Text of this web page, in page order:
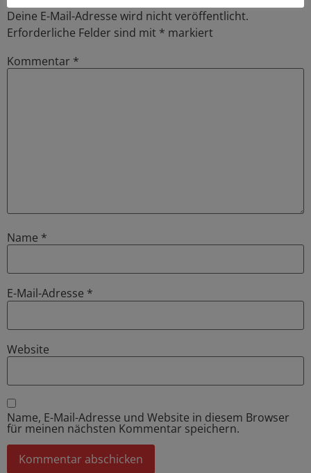
Deine E-Mail-Adresse wird nicht veröffentlicht.
Erforderliche Felder sind mit * markiert
Kommentar *
Name *
E-Mail-Adresse *
Website
Name, E-Mail-Adresse und Website in diesem Browser
für meinen nächsten Kommentar speichern.